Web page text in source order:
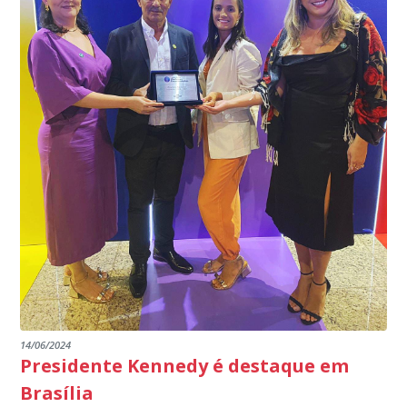
14/06/2024
Presidente Kennedy é destaque em
Brasília